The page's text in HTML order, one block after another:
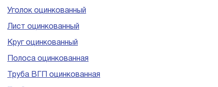
Уголок оцинкованный
Лист оцинкованный
Круг оцинкованный
Полоса оцинкованная
Труба ВГП оцинкованная